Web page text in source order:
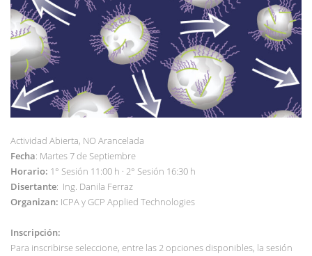
Actividad Abierta, NO Arancelada
Fecha: Martes 7 de Septiembre
Horario: 1° Sesión 11:00 h · 2° Sesión 16:30 h
Disertante: Ing. Danila Ferraz
Organizan: ICPA y GCP Applied Technologies
Inscripción:
Para inscribirse seleccione, entre las 2 opciones disponibles, la sesión